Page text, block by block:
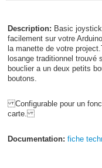
Description: Basic
facilement sur votre
la manette de votre
losange traditionnel trouvé
bouclier a un deux petits
boutons.
Configurable pour un
carte.
Documentation: fiche